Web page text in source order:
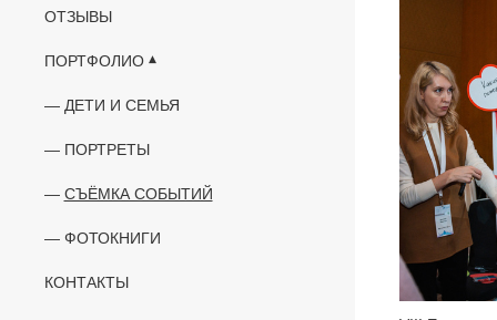
ОТЗЫВЫ
ПОРТФОЛИО
ДЕТИ И СЕМЬЯ
ПОРТРЕТЫ
СЪЁМКА СОБЫТИЙ
ФОТОКНИГИ
КОНТАКТЫ